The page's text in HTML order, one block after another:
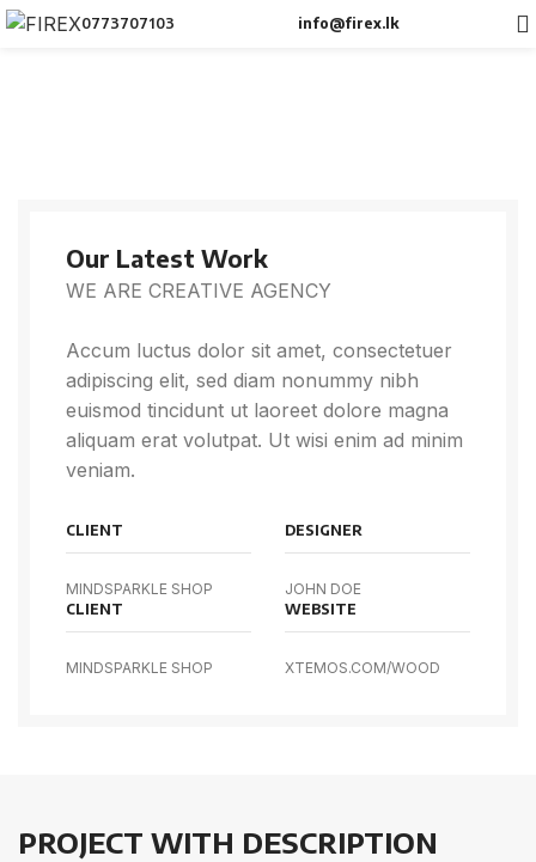
0773707103 info@firex.lk
Our Latest Work
WE ARE CREATIVE AGENCY
Accum luctus dolor sit amet, consectetuer
adipiscing elit, sed diam nonummy nibh
euismod tincidunt ut laoreet dolore magna
aliquam erat volutpat. Ut wisi enim ad minim
veniam.
CLIENT
MINDSPARKLE SHOP
DESIGNER
JOHN DOE
CLIENT
MINDSPARKLE SHOP
WEBSITE
XTEMOS.COM/WOOD
PROJECT WITH DESCRIPTION